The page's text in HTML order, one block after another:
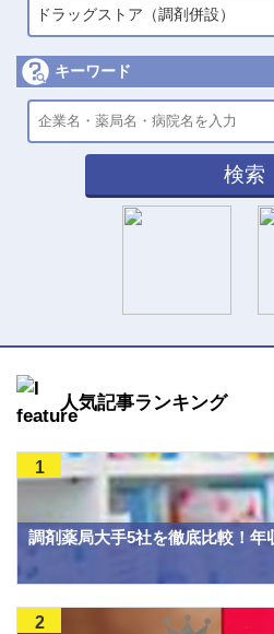
ドラッグストア（調剤併設）
キーワード
検索
人気記事ランキング
調剤薬局大手5社を徹底比較！年
1
2